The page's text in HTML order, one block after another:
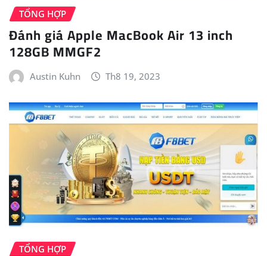
TỔNG HỢP
Đánh giá Apple MacBook Air 13 inch
128GB MMGF2
Austin Kuhn Th8 19, 2023
TỔNG HỢP